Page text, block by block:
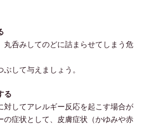
丸呑みしてのどに詰まらせてしまう危
して与えましょう。
る
対してアレルギー反応を起こす場合が
の症状として、皮膚症状（かゆみや赤